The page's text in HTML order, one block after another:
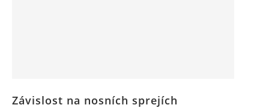
Závislost na nosních sprejích